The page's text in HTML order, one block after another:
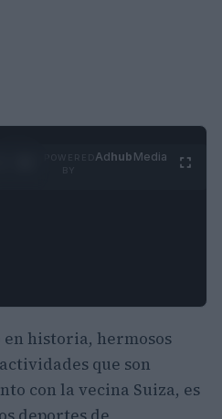
Adhub Media
en historia, hermosos
que son
con la vecina Suiza, es